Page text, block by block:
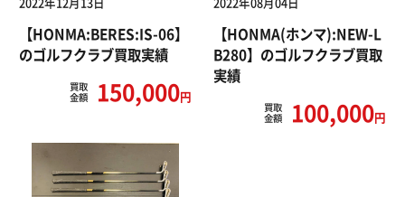
【HONMA:BERES:IS-06】
のゴルフクラブ買取実績
買取
金額
150,000円
【HONMA(ホンマ):NEW-L
B280】のゴルフクラブ買取
実績
買取
金額
100,000円